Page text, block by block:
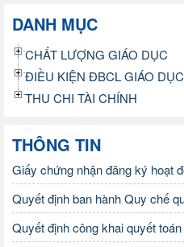
DANH MỤC
CHẤT LƯỢNG GIÁO DỤC
ĐIỀU KIỆN ĐBCL GIÁO DỤC
THU CHI TÀI CHÍNH
THÔNG TIN
Giấy chứng nhận đăng ký hoạt
Quyết định ban hành Quy chế
Quyết định công khai quyết